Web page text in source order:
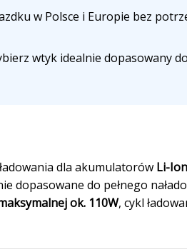
w Polsce i Europie bez
wtyk idealnie dopasowany do
dla akumulatorów Li-Ion
dopasowane do pełnego
ok. 110W, cykl